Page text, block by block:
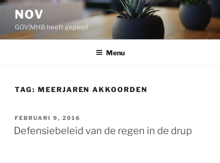
Ga
inhoud
NOV
GOV|MHB heeft gepiept
Menu
TAG: MEERJAREN AKKOORDEN
GEPLAATST
OP
FEBRUARI 9, 2016
Defensiebeleid van de regen in de drup